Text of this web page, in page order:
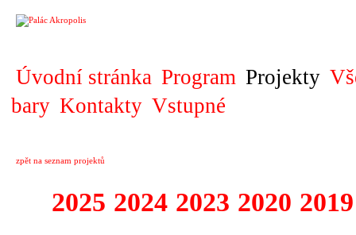
Úvodní stránka Program Projekty
bary Kontakty Vstupné
zpět na seznam projektů
2025 2024 2023 2020 2019